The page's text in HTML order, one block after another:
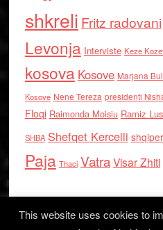
shkreli Fritz radovani
Levonja Interviste Keze
kosova Kosove Marjana
Kosove Nene Tereza presidenti
Floqi Raimonda Moisiu Ramiz
SHBA Shefqet Kercelli
Paja Thaci VatraVisar Zhiti
This website uses cookies to